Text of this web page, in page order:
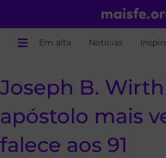
Em alta Notícias
Joseph B.
apóstolo mais
falece aos 91